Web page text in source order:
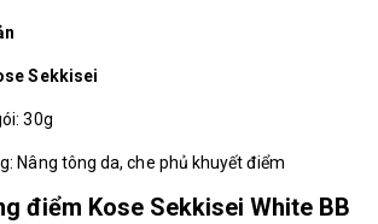
Sekkisei
30g
Nâng tông da, che phủ khuyết điểm
điểm Kose Sekkisei White BB